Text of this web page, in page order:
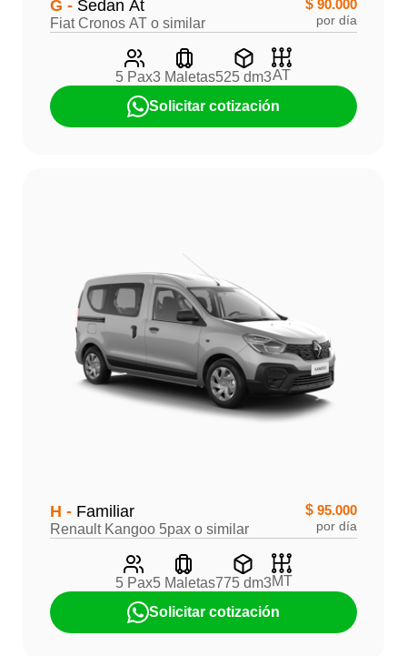
G - Sedan At
Fiat Cronos AT o similar
$ 90.000
por día
5 Pax3 Maletas525 dm3AT
Solicitar cotización
H - Familiar
Renault Kangoo 5pax o similar
$ 95.000
por día
5 Pax5 Maletas775 dm3MT
Solicitar cotización